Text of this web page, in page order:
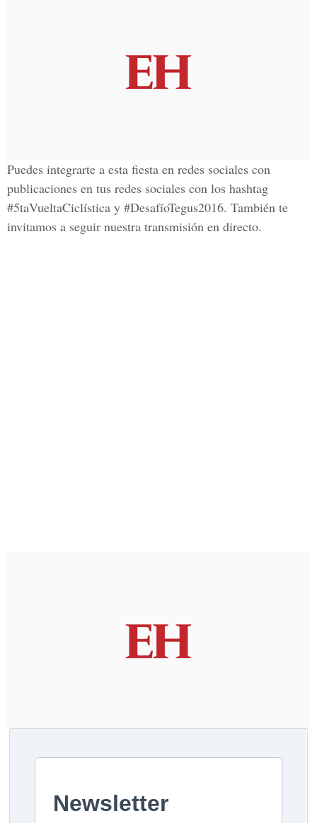
Puedes integrarte a esta fiesta en redes sociales con
publicaciones en tus redes sociales con los hashtag
#5taVueltaCiclística y #DesafíoTegus2016. También te
invitamos a seguir nuestra transmisión en directo.